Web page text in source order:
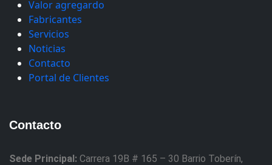
Valor agregardo
Fabricantes
Servicios
Noticias
Contacto
Portal de Clientes
Contacto
Sede Principal: Carrera 19B # 165 – 30 Barrio Toberín,